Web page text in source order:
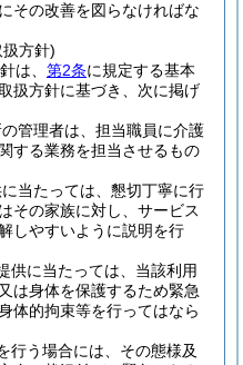
その改善を図らなければな
方針)
は、 第2条に規定する基本
扱方針に基づき、次に掲げ
管理者は、担当職員に介護
する業務を担当させるもの
当たっては、懇切丁寧に行
その家族に対し、サービス
しやすいように説明を行
供に当たっては、当該利用
は身体を保護するため緊急
体的拘束等を行ってはなら
行う場合には、その態様及